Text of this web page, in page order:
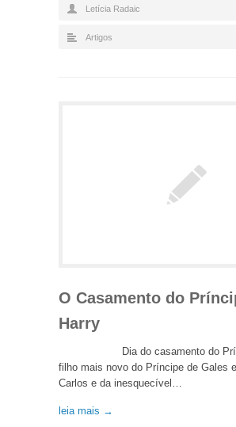
Letícia Radaic
Artigos
O Casamento do
Harry
Dia do casamento do
filho mais novo do Príncipe de Gales
Carlos e da inesquecível…
leia mais →